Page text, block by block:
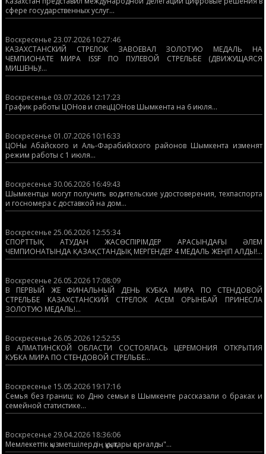
сфере государственных услуг...
Воскресенье 23.07.2026 10:27:46
КАЗАХСТАНСКИЙ СТРЕЛОК ЗАВОЕВАЛ ЗОЛОТУЮ МЕДАЛЬ НА
ЧЕМПИОНАТЕ МИРА ISSF ПО ПУЛЕВОЙ СТРЕЛЬБЕ (ДВИЖУЩАЯСЯ
МИШЕНЬ)!...
Воскресенье 03.07.2026 12:17:23
График работы ЦОНов и спецЦОНов Шымкента на 6 июля...
Воскресенье 01.07.2026 10:16:33
ЦОНы Абайского и Аль-Фарабийского районов Шымкента изменят
режим работы с 1 июля...
Воскресенье 30.06.2026 16:49:43
Шымкентцы могут получить водительские удостоверения, техпаспорта
и госномера с доставкой на дом...
Воскресенье 25.06.2026 12:55:34
СПОРТТЫҚ АТУДАН ЖАСӨСПІРІМДЕР АРАСЫНДАҒЫ ӘЛЕМ
ЧЕМПИОНАТЫНДА ҚАЗАҚСТАНДЫҚ МЕРГЕНДЕР 4 МЕДАЛЬ ЖЕҢІП АЛДЫ!...
Воскресенье 26.05.2026 17:08:09
В ПЕРВЫЙ ЖЕ ФИНАЛЬНЫЙ ДЕНЬ КУБКА МИРА ПО СТЕНДОВОЙ
СТРЕЛЬБЕ КАЗАХСТАНСКИЙ СТРЕЛОК АСЕМ ОРЫНБАЙ ПРИНЕСЛА
ЗОЛОТУЮ МЕДАЛЬ!...
Воскресенье 26.05.2026 12:52:55
В АЛМАТИНСКОЙ ОБЛАСТИ СОСТОЯЛАСЬ ЦЕРЕМОНИЯ ОТКРЫТИЯ
КУБКА МИРА ПО СТЕНДОВОЙ СТРЕЛЬБЕ...
Воскресенье 15.05.2026 19:17:16
Семья без границ: ко Дню семьи в Шымкенте рассказали о браках и
семейной статистике...
Воскресенье 29.04.2026 18:36:06
Мемлекеттік қызметшілердің құқықтары қорғалды"...